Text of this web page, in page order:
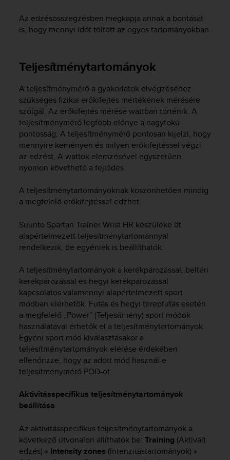
Az edzésösszegzésben megkapja annak a bontását
is, hogy mennyi időt töltött az egyes tartományokban.
Teljesítménytartományok
A teljesítménymérő a gyakorlatok elvégzéséhez
szükséges fizikai erőkifejtés mértékének mérésére
szolgál. Az erőkifejtés mérése wattban történik. A
teljesítménymérő legfőbb előnye a nagyfokú
pontosság. A teljesítménymérő pontosan kijelzi, hogy
mennyire keményen és milyen erőkifejtéssel végzi
az edzést. A wattok elemzésével egyszerűen
nyomon követhető a fejlődés.
A teljesítménytartományoknak köszönhetően mindig
a megfelelő erőkifejtéssel edzhet.
Suunto Spartan Trainer Wrist HR készüléke öt
alapértelmezett teljesítménytartománnyal
rendelkezik, de egyéniek is beállíthatók.
A teljesítménytartományok a kerékpározással, beltéri
kerékpározással és hegyi kerékpározással
kapcsolatos valamennyi alapértelmezett sport
módban elérhetők. Futás és hegyi terepfutás esetén
a megfelelő „Power” (Teljesítmény) sport módok
használatával érhetők el a teljesítménytartományok.
Egyéni sport mód kiválasztásakor a
teljesítménytartományok elérése érdekében
ellenőrizze, hogy az adott mód használ-e
teljesítménymérő POD-ot.
Aktivitásspecifikus teljesítménytartományok
beállítása
Az aktivitásspecifikus teljesítménytartományok a
következő útvonalon állíthatók be: Training (Aktivált
edzés) » Intensity zones (Intenzitástartományok) »